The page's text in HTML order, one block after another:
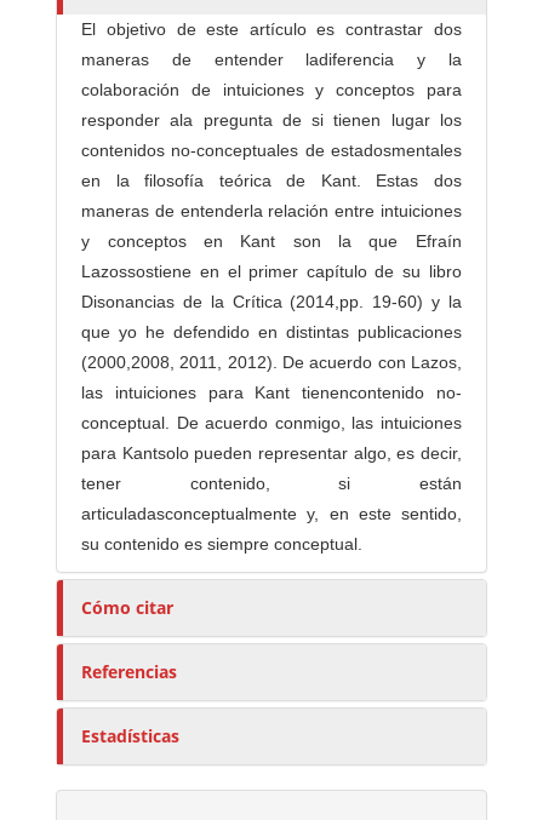
e
El objetivo de este artículo es contrastar dos
maneras de entender ladiferencia y la
colaboración de intuiciones y conceptos para
responder ala pregunta de si tienen lugar los
contenidos no-conceptuales de estadosmentales
en la filosofía teórica de Kant. Estas dos
maneras de entenderla relación entre intuiciones
y conceptos en Kant son la que Efraín
Lazossostiene en el primer capítulo de su libro
Disonancias de la Crítica (2014,pp. 19-60) y la
que yo he defendido en distintas publicaciones
(2000,2008, 2011, 2012). De acuerdo con Lazos,
las intuiciones para Kant tienencontenido no-
conceptual. De acuerdo conmigo, las intuiciones
para Kantsolo pueden representar algo, es decir,
tener contenido, si están
articuladasconceptualmente y, en este sentido,
su contenido es siempre conceptual.
Cómo citar
Referencias
Estadísticas